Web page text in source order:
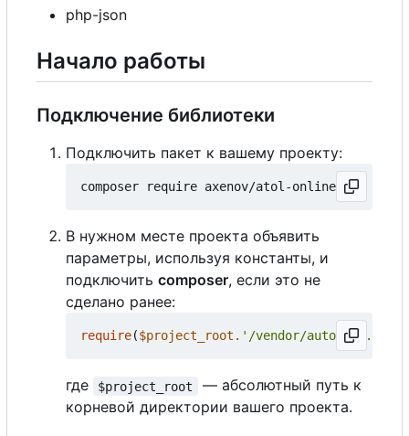
php-json
Начало работы
Подключение библиотеки
Подключить пакет к вашему проекту:
В нужном месте проекта объявить
параметры, используя константы, и
подключить composer, если это не
сделано ранее:
require($project_root . '/vendor/autoload.php'
где $project_root
— абсолютный путь к
корневой директории вашего проекта.